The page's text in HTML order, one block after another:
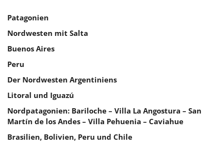
Patagonien
Nordwesten mit Salta
Buenos Aires
Peru
Der Nordwesten Argentiniens
Litoral und Iguazú
Nordpatagonien: Bariloche – Villa La Angostura – San
Martín de los Andes – Villa Pehuenia – Caviahue
Brasilien, Bolivien, Peru und Chile